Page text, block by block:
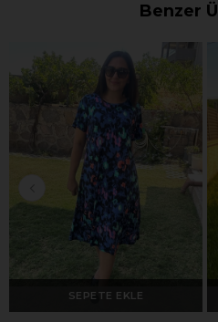
Benzer
SEPETE EKLE